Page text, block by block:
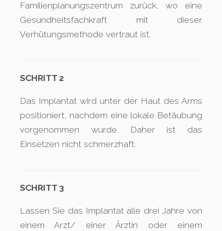
Familienplanungszentrum zurück, wo eine
Gesundheitsfachkraft mit dieser
Verhütungsmethode vertraut ist.
SCHRITT 2
Das Implantat wird unter der Haut des Arms
positioniert, nachdem eine lokale Betäubung
vorgenommen wurde. Daher ist das
Einsetzen nicht schmerzhaft.
SCHRITT 3
Lassen Sie das Implantat alle drei Jahre von
einem Arzt/ einer Ärztin oder einem